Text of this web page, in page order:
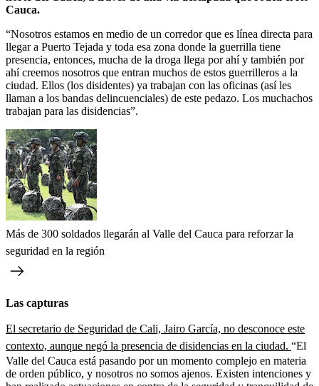
Cauca.
“Nosotros estamos en medio de un corredor que es línea directa para
llegar a Puerto Tejada y toda esa zona donde la guerrilla tiene
presencia, entonces, mucha de la droga llega por ahí y también por
ahí creemos nosotros que entran muchos de estos guerrilleros a la
ciudad. Ellos (los disidentes) ya trabajan con las oficinas (así les
llaman a los bandas delincuenciales) de este pedazo. Los muchachos
trabajan para las disidencias”.
Más de 300 soldados llegarán al Valle del Cauca para reforzar la
seguridad en la región
Las capturas
El secretario de Seguridad de Cali, Jairo García, no desconoce este
contexto, aunque negó la presencia de disidencias en la ciudad. “El
Valle del Cauca está pasando por un momento complejo en materia
de orden público, y nosotros no somos ajenos. Existen intenciones y